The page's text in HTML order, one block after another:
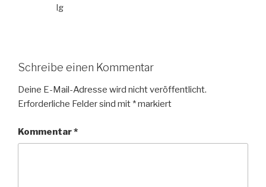
lg
Schreibe einen Kommentar
Deine E-Mail-Adresse wird nicht veröffentlicht.
Erforderliche Felder sind mit *markiert
Kommentar*